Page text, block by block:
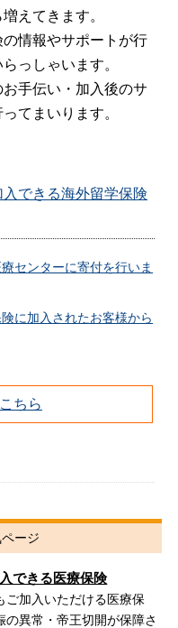
えてきます。
情報やサポートが行
っしゃいます。
手伝い・加入後のサ
てまいります。
できる海外留学保険
センターに寄付を行いま
に加入されたお客様から
ちら
ージ
できる医療保険
ご加入いただける医療保
の異常・帝王切開が保障さ